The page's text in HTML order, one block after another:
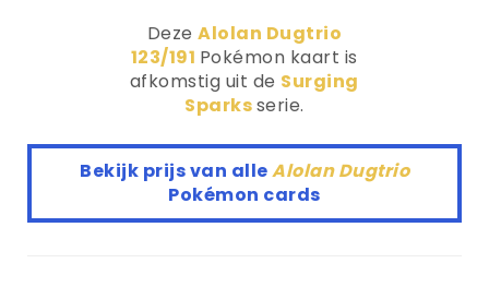
DezeAlolan Dugtrio
123/191 Pokémon kaart is
afkomstig uit de Surging
Sparksserie.
Bekijk prijs van alleAlolan Dugtrio
Pokémon cards